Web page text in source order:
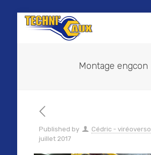
Montage engcon
Published by Cédric - viréoverso
juillet 2017